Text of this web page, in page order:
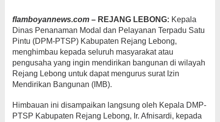
flamboyannews.com – REJANG LEBONG: Kepala
Dinas Penanaman Modal dan Pelayanan Terpadu Satu
Pintu (DPM-PTSP) Kabupaten Rejang Lebong,
menghimbau kepada seluruh masyarakat atau
pengusaha yang ingin mendirikan bangunan di wilayah
Rejang Lebong untuk dapat mengurus surat Izin
Mendirikan Bangunan (IMB).
Himbauan ini disampaikan langsung oleh Kepala DMP-
PTSP Kabupaten Rejang Lebong, Ir. Afnisardi, kepada